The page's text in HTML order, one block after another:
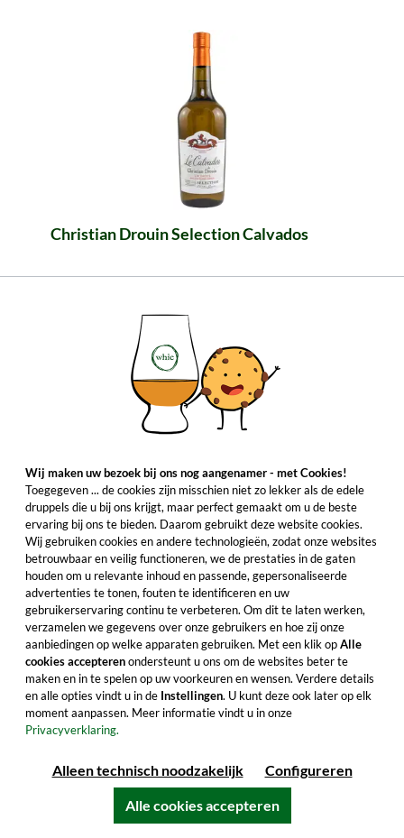
Christian Drouin Selection Calvados
Intens en fris: de aroma’s van lichte vruchten
uit Frankrijk. Koop meteen een fles!
Inhoud: 0.7 Liter (€ 45,70/Liter)
inclusief btw, exclusief verzendkosten
In de winkelwagentje
Alle productkenmerken
Christian Drouin Hors d'âge Calvados Pays
d'Auge 350ml
Wij maken uw bezoek bij ons nog aangenamer - met Cookies!
Toegegeven ... de cookies zijn misschien niet zo lekker als de edele
druppels die u bij ons krijgt, maar perfect gemaakt om u de beste
ervaring bij ons te bieden. Daarom gebruikt deze website cookies.
Wij gebruiken cookies en andere technologieën, zodat onze websites
betrouwbaar en veilig functioneren, we de prestaties in de gaten
houden om u relevante inhoud en passende, gepersonaliseerde
advertenties te tonen, fouten te identificeren en uw
gebruikerservaring continu te verbeteren. Om dit te laten werken,
verzamelen we gegevens over onze gebruikers en hoe zij onze
aanbiedingen op welke apparaten gebruiken. Met een klik opAlle
cookies accepterenondersteunt u ons om de websites beter te
maken en in te spelen op uw voorkeuren en wensen. Verdere details
en alle opties vindt u in de Instellingen. U kunt deze ook later op elk
moment aanpassen. Meer informatie vindt u in onze
Privacyverklaring.
Alleen technisch noodzakelijk Configureren
Alle cookies accepteren